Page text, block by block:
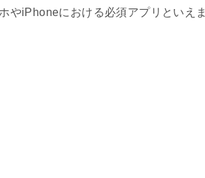
やiPhoneにおける必須アプリといえま